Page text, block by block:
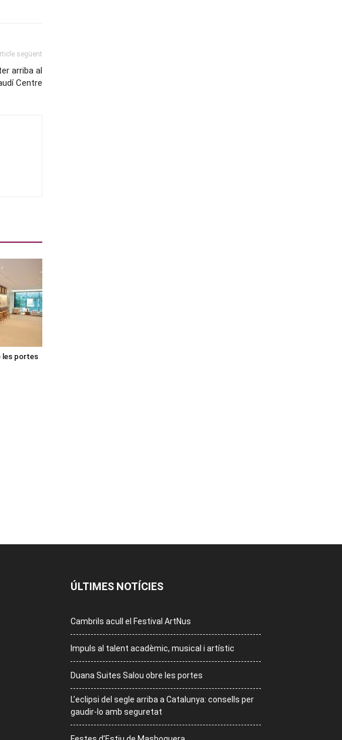
següent
arriba al
Centre
les portes
ÚLTIMES NOTÍCIES
Cambrils acull el Festival ArtNus
Impuls al talent acadèmic, musical i artístic
Duana Suites Salou obre les portes
L’eclipsi del segle arriba a Catalunya: consells per
gaudir-lo amb seguretat